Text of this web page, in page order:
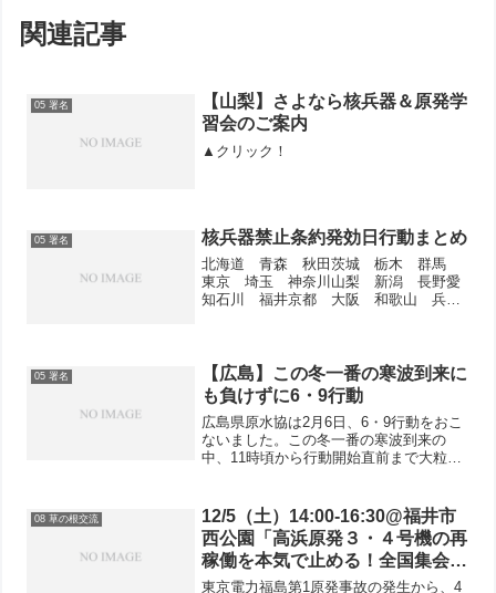
関連記事
05 署名
【山梨】さよなら核兵器＆原発学
習会のご案内
▲クリック！
05 署名 核兵器禁止条約発効日行動まとめ
北海道 青森 秋田茨城 栃木 群馬
東京 埼玉 神奈川山梨 新潟 長野愛
知石川 福井京都 大阪 和歌山 兵庫
Wor...
05 署名
【広島】この冬一番の寒波到来に
も負けずに6・9行動
広島県原水協は2月6日、6・9行動をおこ
ないました。この冬一番の寒波到来の
中、11時頃から行動開始直前まで大粒の
参加し、「ヒバクシャ国際署名」41人分
とカンパ1,00...
08 草の根交流
12/5（土）14:00-16:30@福井市
西公園「高浜原発３・４号機の再
稼働を本気で止める！全国集会」
へ参加を
東京電力福島第1原発事故の発生から、4